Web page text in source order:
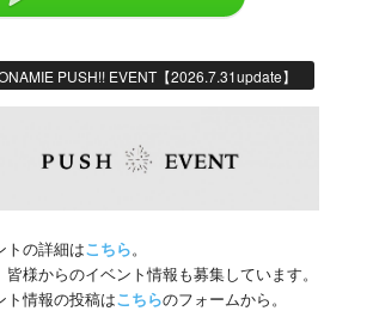
PUSH!! EVENT【2026.7.31update】
トの詳細はこちら。
皆様からのイベント情報も募集しています。
ト情報の投稿はこちらのフォームから。